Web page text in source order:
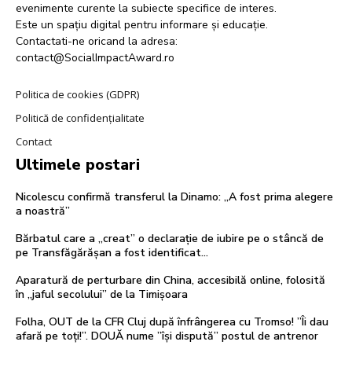
evenimente curente la subiecte specifice de interes.
Este un spațiu digital pentru informare și educație.
Contactati-ne oricand la adresa:
contact@SocialImpactAward.ro
Politica de cookies (GDPR)
Politică de confidențialitate
Contact
Ultimele postari
Nicolescu confirmă transferul la Dinamo: „A fost prima alegere
a noastră”
Bărbatul care a „creat” o declarație de iubire pe o stâncă de
pe Transfăgărășan a fost identificat…
Aparatură de perturbare din China, accesibilă online, folosită
în „jaful secolului” de la Timișoara
Folha, OUT de la CFR Cluj după înfrângerea cu Tromso! ”Îi dau
afară pe toți!”. DOUĂ nume ”își dispută” postul de antrenor